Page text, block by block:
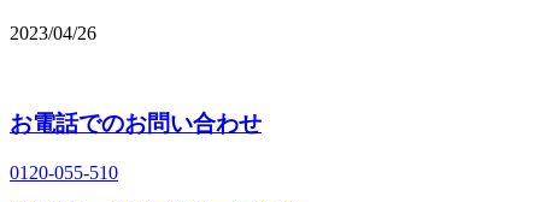
2023/04/26
お電話でのお問い合わせ
0120‐055‐510